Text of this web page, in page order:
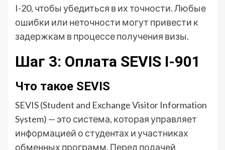
I-20, чтобы убедиться в их точности. Любые
ошибки или неточности могут привести к
задержкам в процессе получения визы.
Шаг 3: Оплата SEVIS I-901
Что такое SEVIS
SEVIS (Student and Exchange Visitor Information
System) — это система, которая управляет
информацией о студентах и участниках
обменных программ. Перед подачей